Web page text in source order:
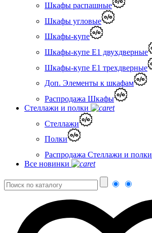
Шкафы распашные
Шкафы угловые
Шкафы-купе
Шкафы-купе Е1 двухдверные
Шкафы-купе Е1 трехдверные
Доп. Элементы к шкафам
Распродажа Шкафы
Стеллажи и полки
Стеллажи
Полки
Распродажа Стеллажи и полки
Все новинки